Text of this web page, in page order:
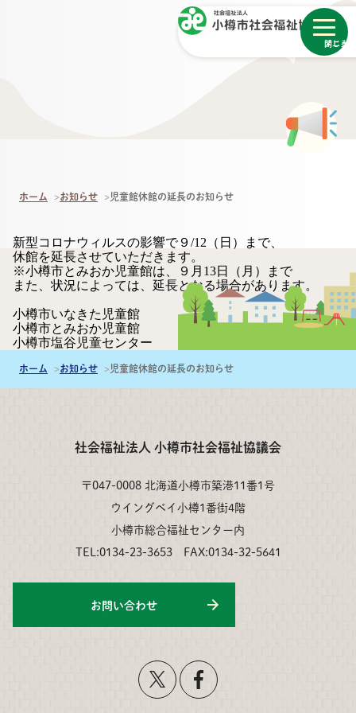
メニュー
閉じる
ホーム お知らせ 児童館休館の延長のお知らせ
新型コロナウィルスの影響で９/12（日）まで、
休館を延長させていただきます。
※小樽市とみおか児童館は、９月13日（月）まで
また、状況によっては、延長となる場合があります。
小樽市いなきた児童館
小樽市とみおか児童館
小樽市塩谷児童センター
ホーム
お知らせ 児童館休館の延長のお知らせ
社会福祉法人 小樽市社会福祉協議会
〒047-0008 北海道小樽市築港11番1号
ウイングベイ小樽1番街4階
小樽市総合福祉センター内
TEL:0134-23-3653 FAX:0134-32-5641
お問い合わせ